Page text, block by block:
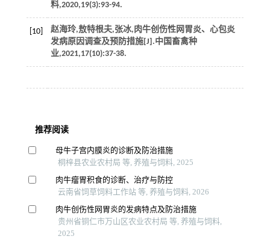
料,2020,19(3):93-94.
[10]
赵海玲,敖特根夫,张冰,肉牛创伤性网胃炎、心包炎
发病原因调查及预防措施[J].中国畜禽种
业,2021,17(10):37-38.